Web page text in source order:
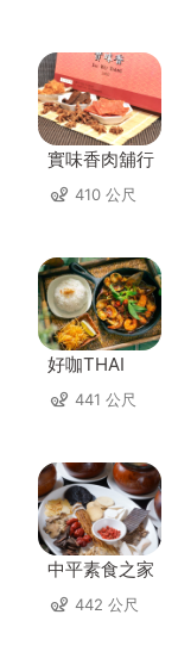
實味香肉舖行
410 公尺
好咖THAI
441 公尺
中平素食之家
442 公尺